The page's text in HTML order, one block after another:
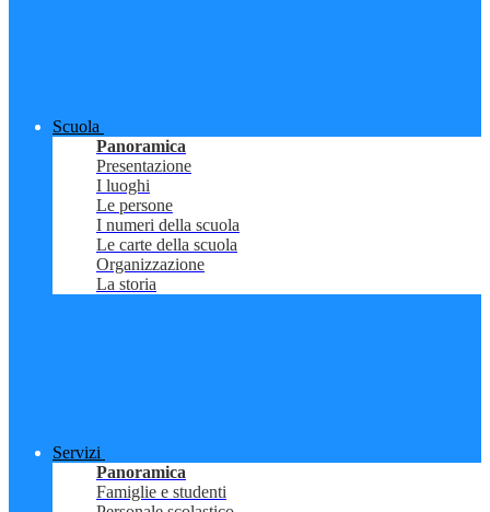
Scuola
Panoramica
Presentazione
I luoghi
Le persone
I numeri della scuola
Le carte della scuola
Organizzazione
La storia
Servizi
Panoramica
Famiglie e studenti